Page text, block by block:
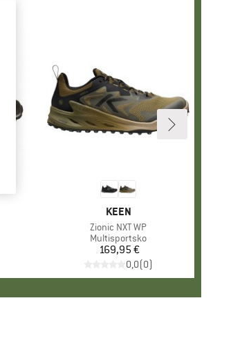
MÆRKE
KEEN
Artikel
Zionic NXT WP
Produktgruppe
Multisportsko
Pris
169,95 €
0,0(0)